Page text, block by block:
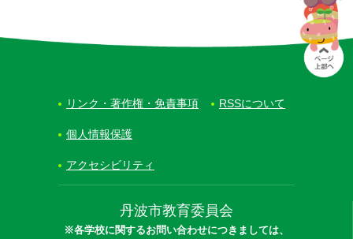
丹波市教育委員会
※各学校に関するお問い合わせにつきましては、
リンク・著作権・免責事項 RSSについて
個人情報保護
アクセシビリティ